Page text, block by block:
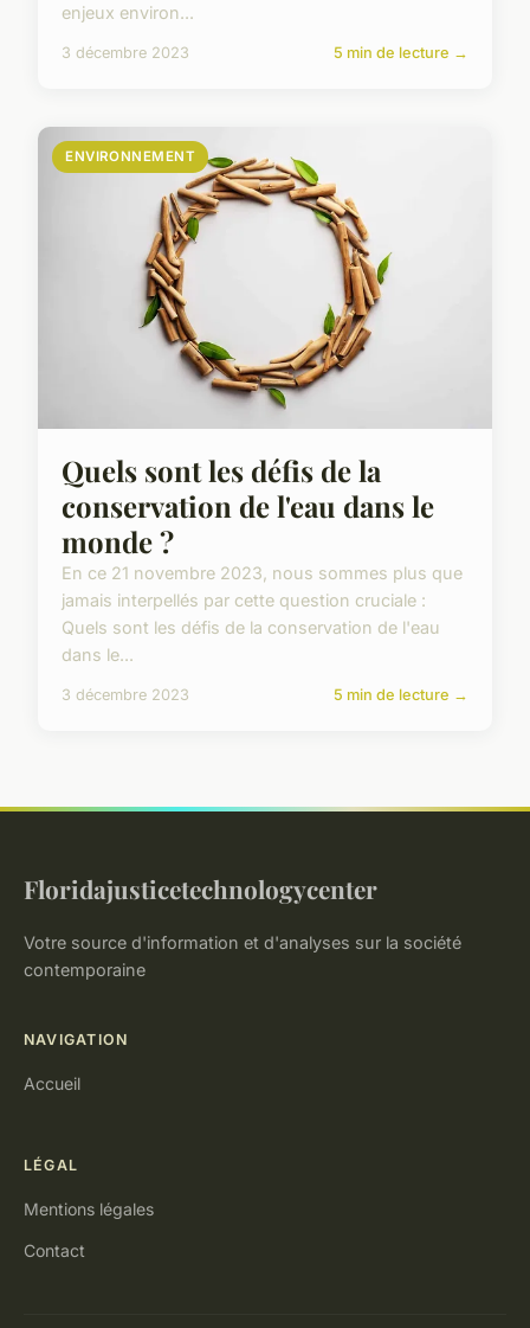
enjeux environ...
3 décembre 2023 5 min de lecture →
ENVIRONNEMENT
Quels sont les défis de la
conservation de l'eau dans le
monde ?
En ce 21 novembre 2023, nous sommes plus que
jamais interpellés par cette question cruciale :
Quels sont les défis de la conservation de l'eau
dans le...
3 décembre 2023 5 min de lecture →
Floridajusticetechnologycenter
Votre source d'information et d'analyses sur la société
contemporaine
NAVIGATION
Accueil
LÉGAL
Mentions légales
Contact